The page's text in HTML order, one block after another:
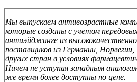
Мы выпускаем антивозрастные
которые созданы с учетом
антиэйджинге из
поставщиков из Германии,
других стран в условиях
Ничем не уступая западным
же время более доступны по цене.